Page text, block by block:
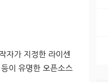
자가 지정한 라이센
이 유명한 오픈소스